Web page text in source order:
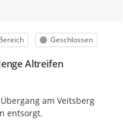
Status
Geschlossen
Altreifen
am Veitsberg
entsorgt.